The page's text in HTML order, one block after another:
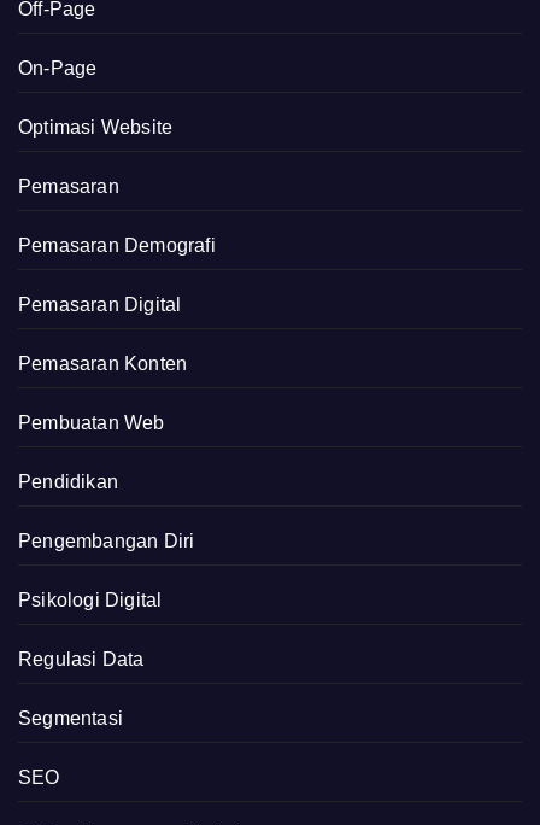
Off-Page
On-Page
Optimasi Website
Pemasaran
Pemasaran Demografi
Pemasaran Digital
Pemasaran Konten
Pembuatan Web
Pendidikan
Pengembangan Diri
Psikologi Digital
Regulasi Data
Segmentasi
SEO